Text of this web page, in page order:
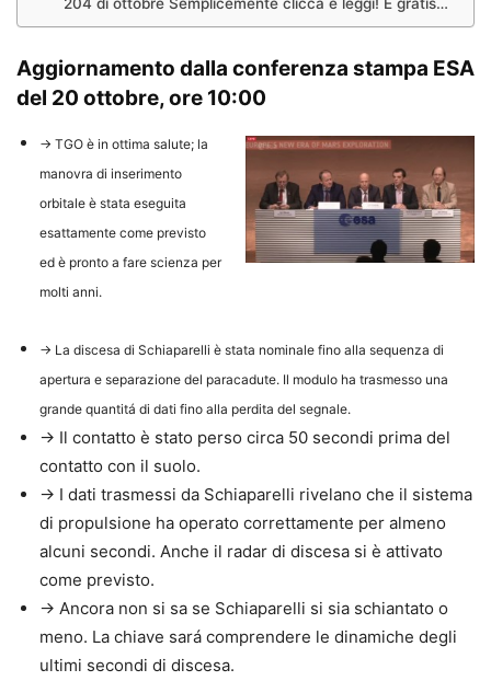
Aggiornamento dalla conferenza stampa ESA
del 20 ottobre, ore 10:00
→ TGO è in ottima salute; la
manovra di inserimento
orbitale è stata eseguita
esattamente come previsto
ed è pronto a fare scienza per
molti anni.
→ La discesa di Schiaparelli è stata nominale fino alla sequenza di
apertura e separazione del paracadute. Il modulo ha trasmesso una
grande quantitá di dati fino alla perdita del segnale.
→ Il contatto è stato perso circa 50 secondi prima del
contatto con il suolo.
→ I dati trasmessi da Schiaparelli rivelano che il sistema
di propulsione ha operato correttamente per almeno
alcuni secondi. Anche il radar di discesa si è attivato
come previsto.
→ Ancora non si sa se Schiaparelli si sia schiantato o
meno. La chiave sará comprendere le dinamiche degli
ultimi secondi di discesa.